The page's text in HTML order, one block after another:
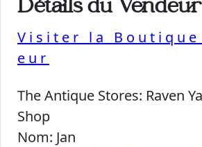
Détails du Vendeur
Visiter la Boutique
eur
The Antique Stores: Raven
Shop
Nom: Jan